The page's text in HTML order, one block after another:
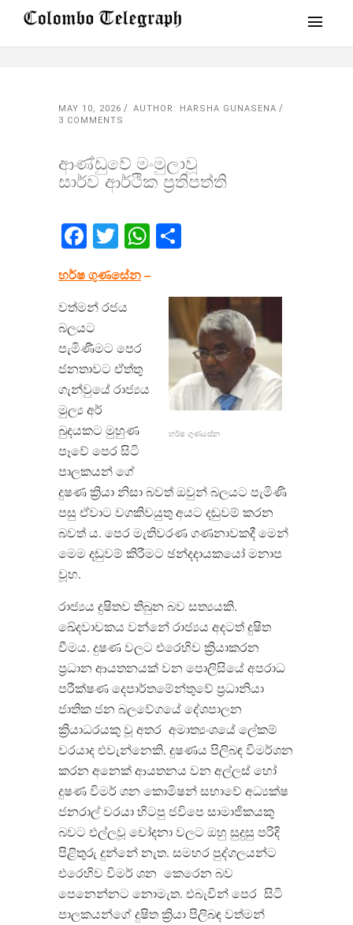
MAY 10, 2026
AUTHOR: HARSHA GUNASENA
3 COMMENTS
ආණ්ඩුවේ මංමුලාවූ
සාර්ව ආර්ථික ප්‍රතිපත්ති
Facebook
TwitterWhatsApp
හර්ෂ ගුණසේන–
හර්ෂ ගුණසේන
වත්මන් රජය
බලයට
පැමිණීමට පෙර
ජනතාවට ඒත්තු
ගැන්වුයේ රාජ්යය
මුල්ය අර්
බුදයකට මුහුණ
පෑවේ පෙර සිටි
පාලකයන් ගේ
දුෂණ ක්රියා නිසා බවත් ඔවුන් බලයට පැමිණි
පසු ඒවාට වගකිවයුතු අයට දඬුවම් කරන
බවත් ය. පෙර මැතිවරණ ගණනාවකදී මෙන්
මෙම දඬුවම් කිරීමට ඡන්දදායකයෝ මනාප
වූහ.
රාජ්යය දුෂිතව තිබුන බව සත්යයකි.
ඛේදවාචකය වන්නේ රාජ්‍යය අදටත් දුෂිත
වීමය. දුෂණ වලට එරෙහිව ක්රියාකරන
ප්රධාන ආයතනයක් වන පොලිසියේ අපරාධ
පරීක්ෂණ දෙපාර්තමේන්තුවේ ප්රධානියා
ජාතික ජන බලවේගයේ දේශපාලන
ක්රියාධරයකු වූ අතර අමාත්යංශයේ ලේකම්
වරයාද එවැන්නෙකි. දුෂණය පිලිබඳ විමර්ශන
කරන අනෙක් ආයතනය වන අල්ලස් හෝ
දුෂණ විමර් ශන කොමිෂන් සභාවේ අධ්යක්ෂ
ජනරාල් වරයා හිටපු ජවිපෙ සාමාජිකයකු
බවට එල්ලවූ චෝදනා වලට ඔහු සුදුසු පරිදි
පිළිතුරු දුන්නේ නැත. සමහර පුද්ගලයන්ට
එරෙහිව විමර් ශන කෙරෙන බව
පෙනෙන්නට නොමැත. එබැවින් පෙර සිටි
පාලකයන්ගේ දුෂිත ක්රියා පිලිබඳ වත්මන්